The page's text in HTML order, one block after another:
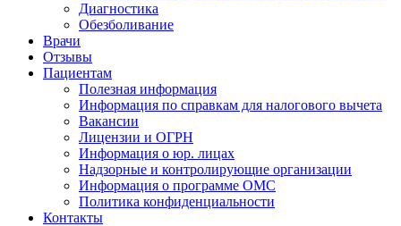
Диагностика
Обезболивание
Врачи
Отзывы
Пациентам
Полезная информация
Информация по справкам для налогового вычета
Вакансии
Лицензии и ОГРН
Информация о юр. лицах
Надзорные и контролирующие организации
Информация о программе ОМС
Политика конфиденциальности
Контакты